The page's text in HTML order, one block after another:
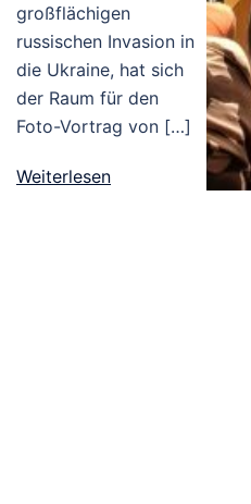
großflächigen
russischen Invasion in
die Ukraine, hat sich
der Raum für den
Foto-Vortrag von […]
Weiterlesen